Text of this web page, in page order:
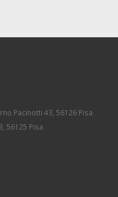
Pacinotti 43, 56126 Pisa
56125 Pisa